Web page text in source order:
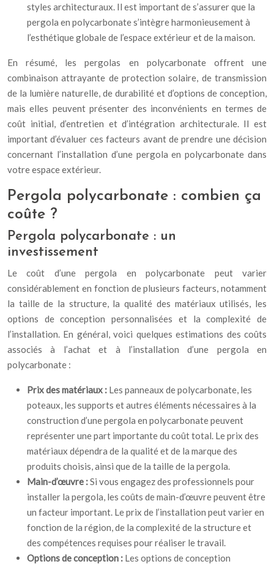
styles architecturaux. Il est important de s’assurer que la
pergola en polycarbonate s’intègre harmonieusement à
l’esthétique globale de l’espace extérieur et de la maison.
En résumé, les pergolas en polycarbonate offrent une
combinaison attrayante de protection solaire, de transmission
de la lumière naturelle, de durabilité et d’options de conception,
mais elles peuvent présenter des inconvénients en termes de
coût initial, d’entretien et d’intégration architecturale. Il est
important d’évaluer ces facteurs avant de prendre une décision
concernant l’installation d’une pergola en polycarbonate dans
votre espace extérieur.
Pergola polycarbonate : combien ça
coûte ?
Pergola polycarbonate : un
investissement
Le coût d’une pergola en polycarbonate peut varier
considérablement en fonction de plusieurs facteurs, notamment
la taille de la structure, la qualité des matériaux utilisés, les
options de conception personnalisées et la complexité de
l’installation. En général, voici quelques estimations des coûts
associés à l’achat et à l’installation d’une pergola en
polycarbonate :
Prix des matériaux : Les panneaux de polycarbonate, les
poteaux, les supports et autres éléments nécessaires à la
construction d’une pergola en polycarbonate peuvent
représenter une part importante du coût total. Le prix des
matériaux dépendra de la qualité et de la marque des
produits choisis, ainsi que de la taille de la pergola.
Main-d’œuvre :Si vous engagez des professionnels pour
installer la pergola, les coûts de main-d’œuvre peuvent être
un facteur important. Le prix de l’installation peut varier en
fonction de la région, de la complexité de la structure et
des compétences requises pour réaliser le travail.
Options de conception : Les options de conception